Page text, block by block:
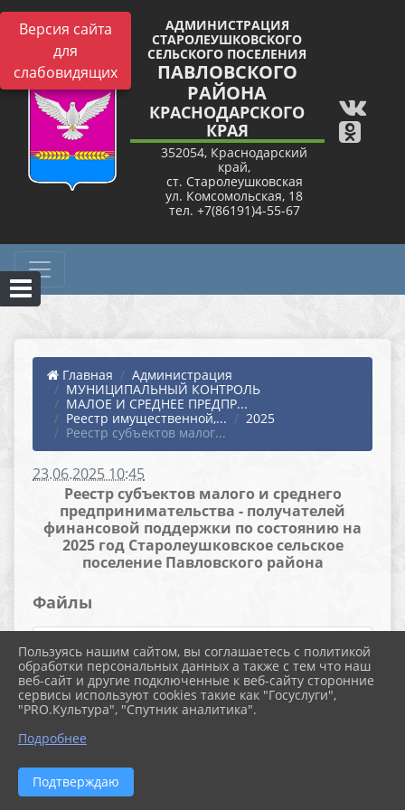
Версия сайта
для
слабовидящих
АДМИНИСТРАЦИЯ
СТАРОЛЕУШКОВСКОГО
СЕЛЬСКОГО ПОСЕЛЕНИЯ
ПАВЛОВСКОГО
РАЙОНА
КРАСНОДАРСКОГО
КРАЯ
352054, Краснодарский
край,
ст. Старолеушковская
ул. Комсомольская, 18
тел. +7(86191)4-55-67
Главная
Администрация
МУНИЦИПАЛЬНЫЙ КОНТРОЛЬ
МАЛОЕ И СРЕДНЕЕ ПРЕДПР...
Реестр имущественной,...
2025
Реестр субъектов малог...
23.06.2025 10:45
Реестр субъектов малого и среднего
предпринимательства - получателей
финансовой поддержки по состоянию на
2025 год Старолеушковское сельское
поселение Павловского района
Файлы
033219f1-c469-4842-bb63-
24532a3f64e6 (2) (33.0 KiB)
Пользуясь нашим сайтом, вы соглашаетесь с политикой
обработки персональных данных а также с тем что наш
веб-сайт и другие подключенные к веб-сайту сторонние
сервисы используют cookies такие как "Госуслуги",
"PRO.Культура", "Спутник аналитика".
Подробнее
Подтверждаю